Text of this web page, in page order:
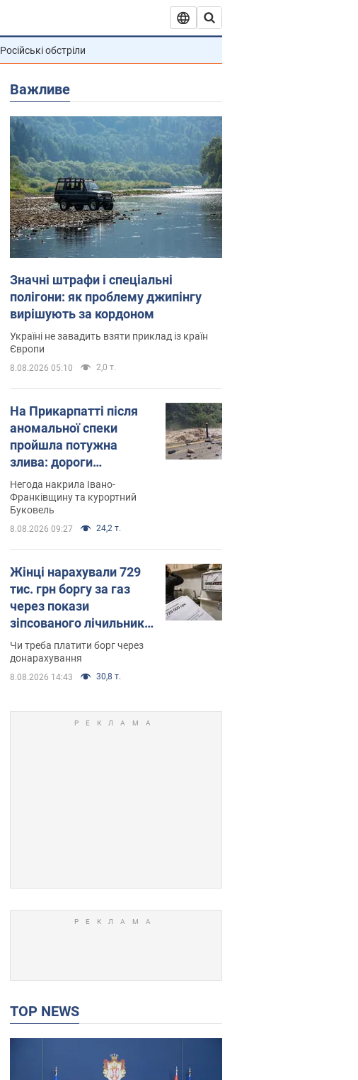
Російські обстріли
Важливе
Значні штрафи і спеціальні
полігони: як проблему джипінгу
вирішують за кордоном
Україні не завадить взяти приклад із країн
Європи
8.08.2026 05:10 2,0 т.
На Прикарпатті після
аномальної спеки
пройшла потужна
злива: дороги
перетворились на
річки. Відео
Негода накрила Івано-
Франківщину та курортний
Буковель
8.08.2026 09:27 24,2 т.
Жінці нарахували 729
тис. грн боргу за газ
через покази
зіпсованого лічильника:
суддя ухвалив
неочікуване рішення
Чи треба платити борг через
донарахування
8.08.2026 14:43 30,8 т.
TOP NEWS